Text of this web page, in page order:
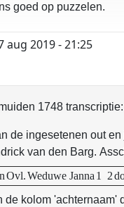
goed op puzzelen.
aug 2019 - 21:25
1748 transcriptie:
de ingesetenen out
van den Barg.
Ovl.Weduwe Janna 1 2
de kolom